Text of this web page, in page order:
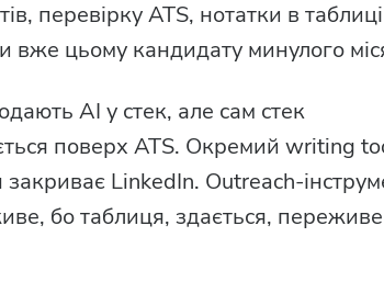
перевірку ATS, нотатки в
вже цьому кандидату минулого
AI у стек, але сам стек
поверх ATS. Окремий writing
LinkedIn. Outreach-
бо таблиця, здається, переживе